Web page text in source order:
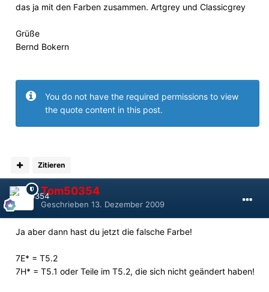
das ja mit den Farben zusammen. Artgrey und Classicgrey
Grüße
Bernd Bokern
You do not have the required permissions to view
the quote content in this post.
Zitieren
Tom50354
Geschrieben 13. Dezember 2009
Ja aber dann hast du jetzt die falsche Farbe!
7E* = T5.2
7H* = T5.1 oder Teile im T5.2, die sich nicht geändert haben!